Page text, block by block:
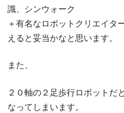
識、シンウォーク
＋有名なロボットクリエイタ
えると妥当かなと思います。
また、
２０軸の２足歩行ロボットだ
なってしまいます。